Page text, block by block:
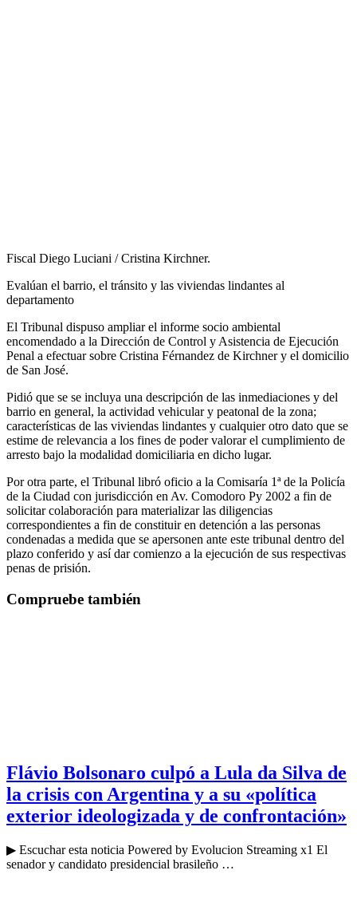
Fiscal Diego Luciani / Cristina Kirchner.
Evalúan el barrio, el tránsito y las viviendas lindantes al
departamento
El Tribunal dispuso ampliar el informe socio ambiental
encomendado a la Dirección de Control y Asistencia de Ejecución
Penal a efectuar sobre Cristina Férnandez de Kirchner y el domicilio
de San José.
Pidió que se se incluya una descripción de las inmediaciones y del
barrio en general, la actividad vehicular y peatonal de la zona;
características de las viviendas lindantes y cualquier otro dato que se
estime de relevancia a los fines de poder valorar el cumplimiento de
arresto bajo la modalidad domiciliaria en dicho lugar.
Por otra parte, el Tribunal libró oficio a la Comisaría 1ª de la Policía
de la Ciudad con jurisdicción en Av. Comodoro Py 2002 a fin de
solicitar colaboración para materializar las diligencias
correspondientes a fin de constituir en detención a las personas
condenadas a medida que se apersonen ante este tribunal dentro del
plazo conferido y así dar comienzo a la ejecución de sus respectivas
penas de prisión.
Compruebe también
Flávio Bolsonaro culpó a Lula da Silva de
la crisis con Argentina y a su «política
exterior ideologizada y de confrontación»
▶ Escuchar esta noticia Powered by Evolucion Streaming x1 El
senador y candidato presidencial brasileño …